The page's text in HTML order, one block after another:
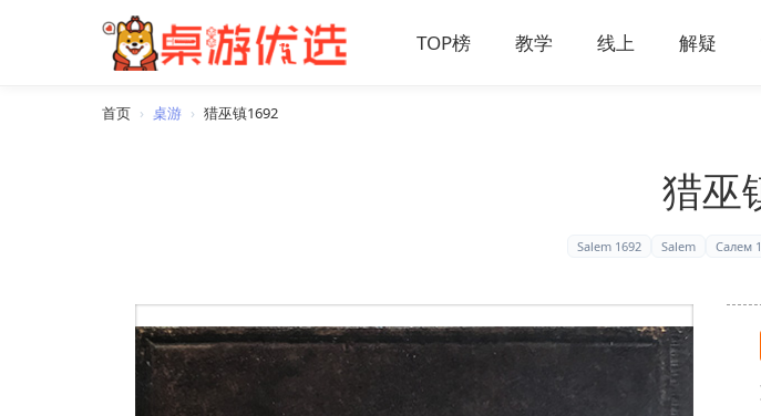
TOP榜 教学 线上 解疑
首页 › 桌游 › 猎巫镇1692
猎巫
Salem 1692 Salem Салем